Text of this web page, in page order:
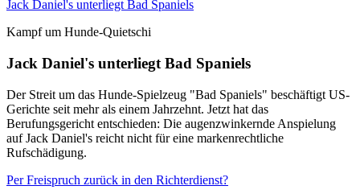
Jack Daniel's unterliegt Bad Spaniels
Kampf um Hunde-Quietschi
Jack Daniel's unterliegt Bad Spaniels
Der Streit um das Hunde-Spielzeug "Bad Spaniels" beschäftigt US-
Gerichte seit mehr als einem Jahrzehnt. Jetzt hat das
Berufungsgericht entschieden: Die augenzwinkernde Anspielung
auf Jack Daniel's reicht nicht für eine markenrechtliche
Rufschädigung.
Per Freispruch zurück in den Richterdienst?